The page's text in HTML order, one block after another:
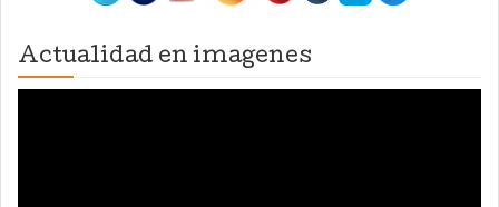
Actualidad en imagenes